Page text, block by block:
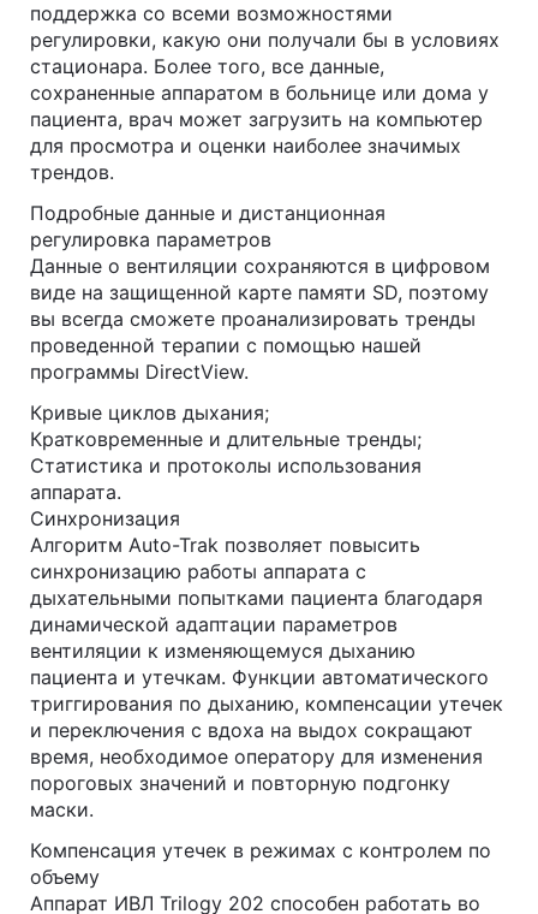
поддержка со всеми возможностями
регулировки, какую они получали бы в условиях
стационара. Более того, все данные,
сохраненные аппаратом в больнице или дома у
пациента, врач может загрузить на компьютер
для просмотра и оценки наиболее значимых
трендов.
Подробные данные и дистанционная
регулировка параметров
Данные о вентиляции сохраняются в цифровом
виде на защищенной карте памяти SD, поэтому
вы всегда сможете проанализировать тренды
проведенной терапии с помощью нашей
программы DirectView.
Кривые циклов дыхания;
Кратковременные и длительные тренды;
Статистика и протоколы использования
аппарата.
Синхронизация
Алгоритм Auto-Trak позволяет повысить
синхронизацию работы аппарата с
дыхательными попытками пациента благодаря
динамической адаптации параметров
вентиляции к изменяющемуся дыханию
пациента и утечкам. Функции автоматического
триггирования по дыханию, компенсации утечек
и переключения с вдоха на выдох сокращают
время, необходимое оператору для изменения
пороговых значений и повторную подгонку
маски.
Компенсация утечек в режимах с контролем по
объему
Аппарат ИВЛ Trilogy 202 способен работать во